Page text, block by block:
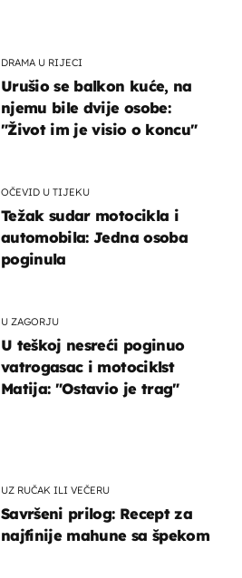
DRAMA U RIJECI
Urušio se balkon kuće, na
njemu bile dvije osobe:
"Život im je visio o koncu"
OČEVID U TIJEKU
Težak sudar motocikla i
automobila: Jedna osoba
poginula
U ZAGORJU
U teškoj nesreći poginuo
vatrogasac i motociklst
Matija: "Ostavio je trag"
UZ RUČAK ILI VEČERU
Savršeni prilog: Recept za
najfinije mahune sa špekom